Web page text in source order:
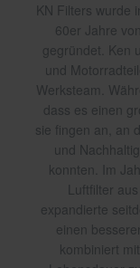
KN Filters wurde
60er Jahre
gegründet. Ken
und
Werksteam.
dass es einen
sie fingen an, an
und
konnten. Im
Luftfilter
expandierte
einen
kombiniert